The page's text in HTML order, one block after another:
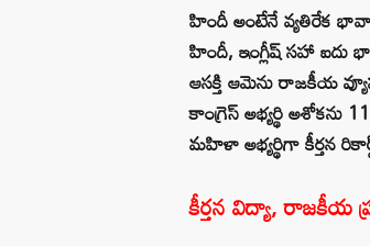
హిందీ అంటేనే వ్యతిరేక
హిందీ, ఇంగ్లీష్ సహా ఐదు
ఆసక్తి ఆమెను రాజకీయ
కాంగ్రెస్ అభ్యర్థి
మహిళా అభ్యర్థిగా కీర్తన
కీర్తన విద్యా, రాజకీయ